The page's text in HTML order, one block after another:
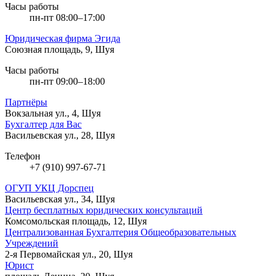
Часы работы
пн-пт 08:00–17:00
Юридическая фирма Эгида
Союзная площадь, 9, Шуя
Часы работы
пн-пт 09:00–18:00
Партнёры
Вокзальная ул., 4, Шуя
Бухгалтер для Вас
Васильевская ул., 28, Шуя
Телефон
+7 (910) 997-67-71
ОГУП УКЦ Дорспец
Васильевская ул., 34, Шуя
Центр бесплатных юридических консультаций
Комсомольская площадь, 12, Шуя
Централизованная Бухгалтерия Общеобразовательных
Учреждений
2-я Первомайская ул., 20, Шуя
Юрист